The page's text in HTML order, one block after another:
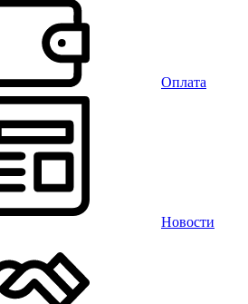
Оплата
Новости